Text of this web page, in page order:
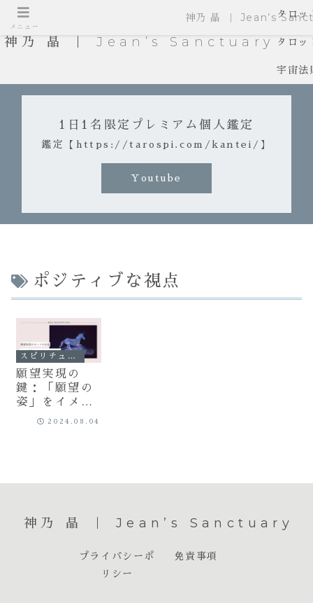
神乃 晶 ｜ Jean’s Sanctuary
タロッ
タロッ
宇宙法
1日1名限定プレミアム個人鑑定
鑑定【https://tarospi.com/kantei/】
Youtube
ポジティブな視点
スピリチュアル
願望実現の
鍵：「願望の
姿」をイメー
ジし、未来を
2024.08.04
神乃 晶 ｜ Jean’s Sanctuary
プライバシーポ
リシー
免責事項
メニュー
神乃 晶 ｜ Jean’s